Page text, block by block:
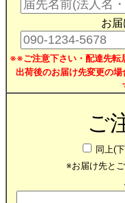
お
※※ご注意下さい・配達先転
出荷後のお届け先変更の
ご
同上(
※お届け先と